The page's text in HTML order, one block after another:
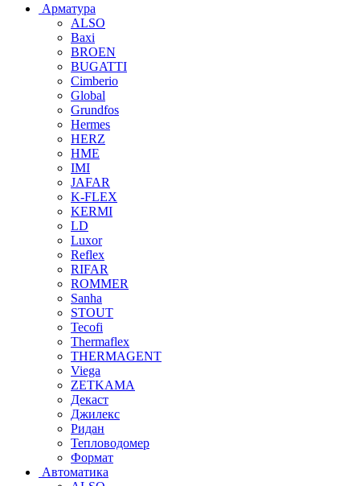
Арматура
ALSO
Baxi
BROEN
BUGATTI
Cimberio
Global
Grundfos
Hermes
HERZ
HME
IMI
JAFAR
K-FLEX
KERMI
LD
Luxor
Reflex
RIFAR
ROMMER
Sanha
STOUT
Tecofi
Thermaflex
THERMAGENT
Viega
ZETKAMA
Декаст
Джилекс
Ридан
Тепловодомер
Формат
Автоматика